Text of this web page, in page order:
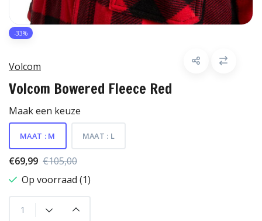
-33%
Volcom
Volcom Bowered Fleece Red
Maak een keuze
MAAT : M MAAT : L
€69,99 €105,00
Op voorraad (1)